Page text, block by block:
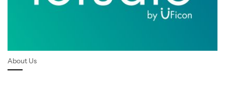
About Us